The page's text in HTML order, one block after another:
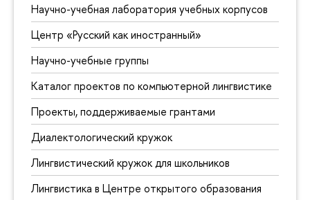
Научно-учебная лаборатория учебных корпусов
Центр «Русский как иностранный»
Научно-учебные группы
Каталог проектов по компьютерной лингвистике
Проекты, поддерживаемые грантами
Диалектологический кружок
Лингвистический кружок для школьников
Лингвистика в Центре открытого образования